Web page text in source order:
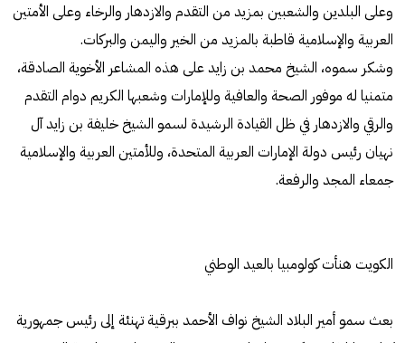
وعلى البلدين والشعبين بمزيد من التقدم والازدهار والرخاء وعلى الأمتين
العربية والإسلامية قاطبة بالمزيد من الخير واليمن والبركات.
وشكر سموه، الشيخ محمد بن زايد على هذه المشاعر الأخوية الصادقة،
متمنيا له موفور الصحة والعافية وللإمارات وشعبها الكريم دوام التقدم
والرقي والازدهار في ظل القيادة الرشيدة لسمو الشيخ خليفة بن زايد آل
نهيان رئيس دولة الإمارات العربية المتحدة، وللأمتين العربية والإسلامية
جمعاء المجد والرفعة.
الكويت هنأت كولومبيا بالعيد الوطني
بعث سمو أمير البلاد الشيخ نواف الأحمد ببرقية تهنئة إلى رئيس جمهورية